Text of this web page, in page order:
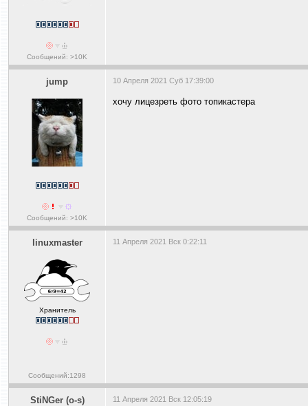
Сообщений: >10K
jump
Сообщений: >10K
10 Апреля 2021 Суб 17:39:00
хочу лицезреть фото топикастера
linuxmaster
Хранитель
Сообщений:1298
11 Апреля 2021 Вск 0:22:11
StiNGer (o-s) 11 Апреля 2021 Вск 12:05:19